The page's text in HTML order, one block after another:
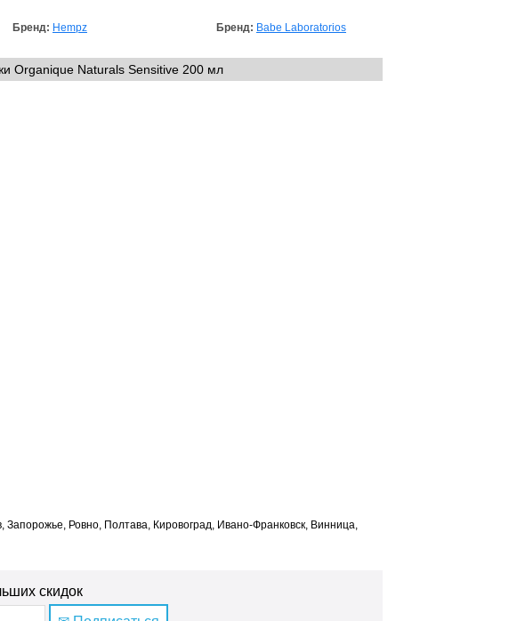
Бренд: Hempz Бренд: Babe Laboratorios
Organique Naturals Sensitive 200 мл
Запорожье, Ровно, Полтава, Кировоград, Ивано-Франковск, Винница,
скидок